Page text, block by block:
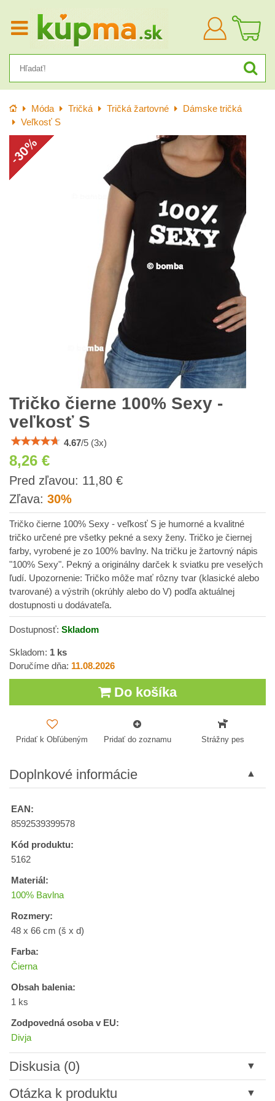
Prihlásiť
sa
Úvod Móda Tričká Tričká žartovné
Dámske tričká
Veľkosť S
Tričko čierne 100% Sexy -
veľkosť S
4.67/5 (3x)
8,26 €
Pred zľavou: 11,80 €s
Zľava: 30%
Tričko čierne 100% Sexy - veľkosť S je humorné a kvalitné
tričko určené pre všetky pekné a sexy ženy. Tričko je čiernej
farby, vyrobené je zo 100% bavlny. Na tričku je žartovný nápis
"100% Sexy". Pekný a originálny darček k sviatku pre veselých
ľudí. Upozornenie: Tričko môže mať rôzny tvar (klasické alebo
tvarované) a výstrih (okrúhly alebo do V) podľa aktuálnej
dostupnosti u dodávateľa.
Dostupnosť: Skladom
Skladom: 1 ks
Doručíme dňa: 11.08.2026
Do košíka
Pridať k Obľúbeným Pridať do zoznamu Strážny pes
Doplnkové informácie
EAN:
8592539399578
Kód produktu:
5162
Materiál:
100% Bavlna
Rozmery:
48 x 66 cm (š x d)
Farba:
Čierna
Obsah balenia:
1 ks
Zodpovedná osoba v EU:
Divja
Diskusia (0)
Nový komentár
Otázka k produktu